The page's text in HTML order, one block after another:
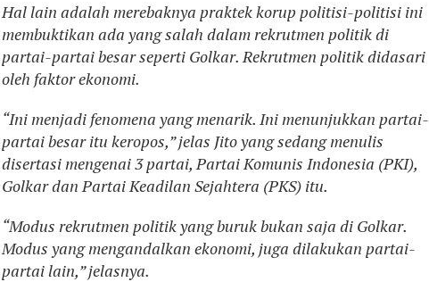
Hal lain adalah merebaknya praktek korup politisi-politisi ini
membuktikan ada yang salah dalam rekrutmen politik di
partai-partai besar seperti Golkar. Rekrutmen politik didasari
oleh faktor ekonomi.
“Ini menjadi fenomena yang menarik. Ini menunjukkan partai-
partai besar itu keropos,” jelas Jito yang sedang menulis
disertasi mengenai 3 partai, Partai Komunis Indonesia (PKI),
Golkar dan Partai Keadilan Sejahtera (PKS) itu.
“Modus rekrutmen politik yang buruk bukan saja di Golkar.
Modus yang mengandalkan ekonomi, juga dilakukan partai-
partai lain,” jelasnya.